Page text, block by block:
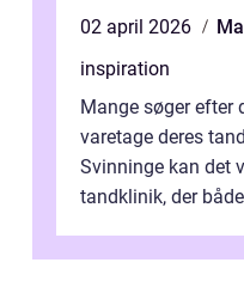
02 april 2026
inspiration
Mange søger
varetage deres
Svinninge kan det
tandklinik, der